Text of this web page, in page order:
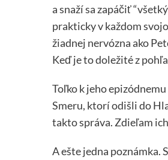
a snaží sa zapáčiť
prakticky v každom
žiadnej nervózna ako
Keď je to doležité z
Toľko k jeho
Smeru, ktorí odišli do
takto správa. Zdieľam
A ešte jedna